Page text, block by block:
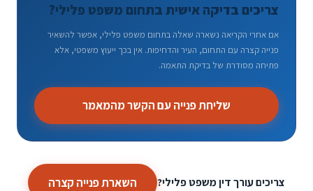
צריכים בדיקה אישית בתחום משפט פלילי?
אם אחרי הקריאה נשארה שאלה בתחום משפט פלילי, אפשר להשאיר
פנייה קצרה עם התחום, העיר והדחיפות. אין בכך ייעוץ משפטי, אלא
פתיחה מסודרת של בדיקת התאמה.
שליחת פנייה עם הקשר מהמאמר
צריכים עורך דין משפט פלילי? השארת פנייה קצרה